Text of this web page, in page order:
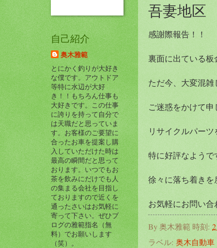
吾妻地
感謝際報告！！
裏面に出ている板
ただ今、大変混
ご迷惑をかけて
リサイクルパー
特に好評なようで
徐々に落ち着き
お気軽にお問い
By奥木雅範 時刻:
ラベル: 奥木自動車
自己紹介
奥木雅範
とにかく釣りが大好き
な僕です。アウトドア
等特に水辺が大好
き！！もちろん仕事も
大好きです。この仕事
に誇りを持って自分で
は天職だと思っていま
す。お客様のご要望に
合ったお車を提案し購
入していただけた時は
最高の瞬間だと思って
おります。いつでもお
茶を飲みにだけでも人
の集まる会社を目指し
ておりますので近くを
通ったさいはお気軽に
寄って下さい。ぜひブ
ログの雅範指名（無
料）でお願いします
（笑）。